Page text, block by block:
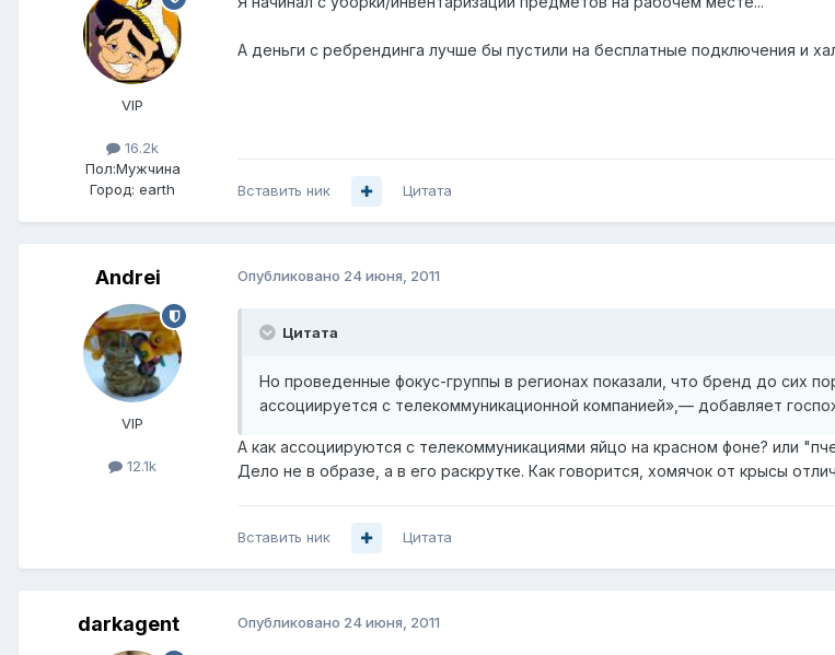
VIP
16.2k
Пол:Мужчина
Город: earth
А деньги с ребрендинга лучше бы пустили на бесплатные подключения и
Вставить ник Цитата
Andrei
VIP
12.1k
Опубликовано 24 июня, 2011
Цитата
Но проведенные фокус-группы в регионах показали, что бренд до сих
ассоциируется с телекоммуникационной компанией»,— добавляет
А как ассоциируются с телекоммуникациями яйцо на красном фоне? или
Дело не в образе, а в его раскрутке. Как говорится, хомячок от крысы
Вставить ник Цитата
darkagent Опубликовано 24 июня, 2011